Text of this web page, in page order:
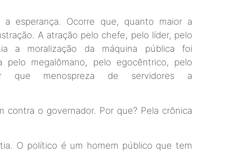
a esperança. Ocorre que, quanto maior a
A atração pelo chefe, pelo líder, pelo
a moralização da máquina pública foi
pelo megalômano, pelo egocêntrico, pelo
que menospreza de servidores a
contra o governador. Por que? Pela crônica
O político é um homem público que tem